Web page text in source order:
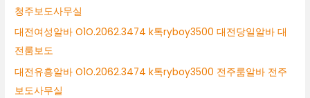
청주보도사무실
대전여성알바 O1O.2062.3474 k톡ryboy3500 대전당일알바 대
전룸보도
대전유흥알바 O1O.2062.3474 k톡ryboy3500 전주룸알바 전주
보도사무실